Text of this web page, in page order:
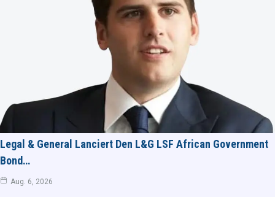
Legal & General Lanciert Den L&G LSF African Government
Bond…
Aug. 6, 2026